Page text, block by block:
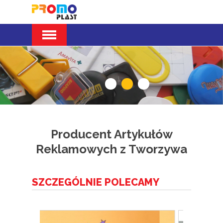
Producent Artykułów
Reklamowych z Tworzywa
SZCZEGÓLNIE POLECAMY